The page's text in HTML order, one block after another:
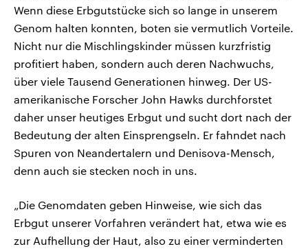
Wenn diese Erbgutstücke sich so lange in unserem
Genom halten konnten, boten sie vermutlich Vorteile.
Nicht nur die Mischlingskinder müssen kurzfristig
profitiert haben, sondern auch deren Nachwuchs,
über viele Tausend Generationen hinweg. Der US-
amerikanische Forscher John Hawks durchforstet
daher unser heutiges Erbgut und sucht dort nach der
Bedeutung der alten Einsprengseln. Er fahndet nach
Spuren von Neandertalern und Denisova-Mensch,
denn auch sie stecken noch in uns.
„Die Genomdaten geben Hinweise, wie sich das
Erbgut unserer Vorfahren verändert hat, etwa wie es
zur Aufhellung der Haut, also zu einer verminderten